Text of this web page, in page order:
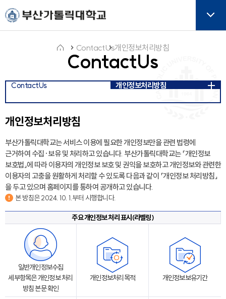
주메뉴로 가기
본문으로 가기
하단으로 가기
ContactUs
이
콘
ContactUs개인정보처리방침
ContactUs 개인정보처리방침
개인정보처리방침
부산가톨릭대학교는 서비스 이용에 필요한 개인정보만을 관련 법령에
근거하여 수집·보유 및 처리하고 있습니다. 부산가톨릭대학교는 「개인정보
보호법」에 따라 이용자의 개인정보 보호 및 권익을 보호하고 개인정보와 관련한
이용자의 고충을 원활하게 처리할 수 있도록 다음과 같이 「개인정보 처리방침」
을 두고 있으며 홈페이지를 통하여 공개하고 있습니다.
본 방침은 2024. 10. 1.부터 시행합니다.
주요 개인정보 처리 표시(라벨링)
일반개인정보수집
세부항목은 개인정보 처리
방침 본문 확인
개인정보처리목적 개인정보보유기간